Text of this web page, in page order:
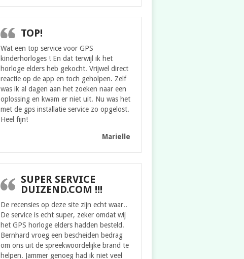
TOP!
Wat een top service voor GPS
kinderhorloges ! En dat terwijl ik het
horloge elders heb gekocht. Vrijwel direct
reactie op de app en toch geholpen. Zelf
was ik al dagen aan het zoeken naar een
oplossing en kwam er niet uit. Nu was het
met de gps installatie service zo opgelost.
Heel fijn!
Marielle
SUPER SERVICE
DUIZEND.COM !!!
De recensies op deze site zijn echt waar..
De service is echt super, zeker omdat wij
het GPS horloge elders hadden besteld.
Bernhard vroeg een bescheiden bedrag
om ons uit de spreekwoordelijke brand te
helpen. Jammer genoeg had ik niet veel